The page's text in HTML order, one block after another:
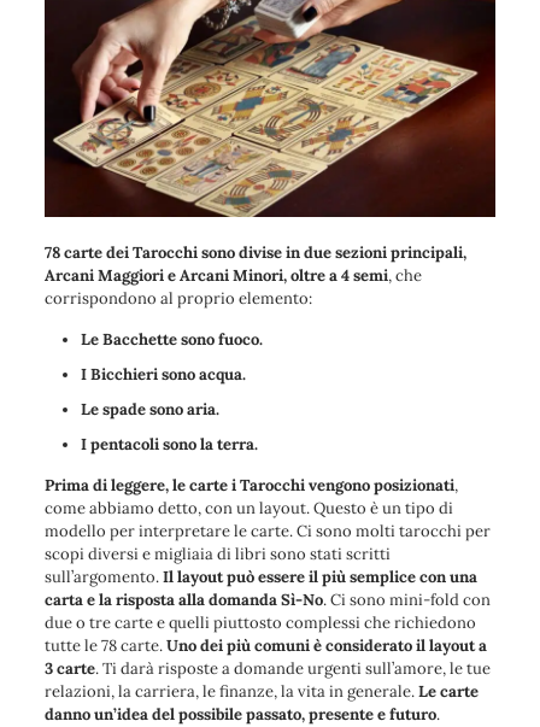
78 carte dei Tarocchi sono divise in due sezioni principali,
Arcani Maggiori e Arcani Minori, oltre a 4 semi, che
corrispondono al proprio elemento:
Le Bacchette sono fuoco.
I Bicchieri sono acqua.
Le spade sono aria.
I pentacoli sono la terra.
Prima di leggere, le carte i Tarocchi vengono posizionati,
come abbiamo detto, con un layout. Questo è un tipo di
modello per interpretare le carte. Ci sono molti tarocchi per
scopi diversi e migliaia di libri sono stati scritti
sull’argomento.Il layout può essere il più semplice con una
carta e la risposta alla domanda Sì-No. Ci sono mini-fold con
due o tre carte e quelli piuttosto complessi che richiedono
tutte le 78 carte.Uno dei più comuni è considerato il layout a
3 carte. Ti darà risposte a domande urgenti sull’amore, le tue
relazioni, la carriera, le finanze, la vita in generale.Le carte
danno un’idea delpossibilepassato, presente e futuro.